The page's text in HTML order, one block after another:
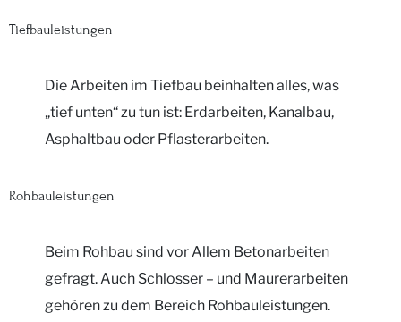
Tiefbauleistungen
Die Arbeiten im Tiefbau beinhalten alles, was
„tief unten“ zu tun ist: Erdarbeiten, Kanalbau,
Asphaltbau oder Pflasterarbeiten.
Rohbauleistungen
Beim Rohbau sind vor Allem Betonarbeiten
gefragt. Auch Schlosser – und Maurerarbeiten
gehören zu dem Bereich Rohbauleistungen.